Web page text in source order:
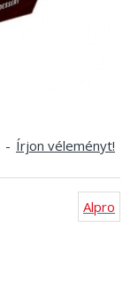
- Írjon véleményt!
Alpro